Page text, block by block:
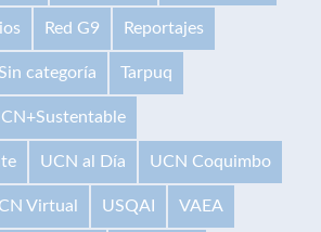
Red G9 Reportajes
Sin categoría Tarpuq
UCN al Día UCN Coquimbo
Virtual USQAI VAEA